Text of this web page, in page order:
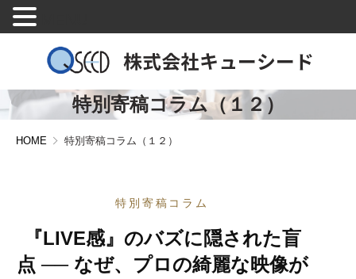
特別寄稿コラム（１２）
HOME 特別寄稿コラム（１２）
特別寄稿コラム
『LIVE感』のバズに隠された盲
点 ── なぜ、プロの綺麗な映像が